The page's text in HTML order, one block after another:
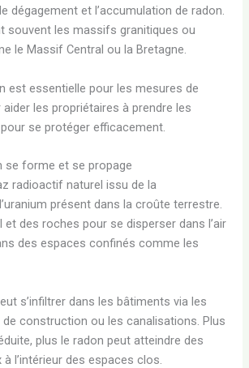
dégagement et l’accumulation de radon.
souvent les massifs granitiques ou
le Massif Central ou la Bretagne.
est essentielle pour les mesures de
les propriétaires à prendre les
se protéger efficacement.
se forme et se propage
radioactif naturel issu de la
présent dans la croûte terrestre.
et des roches pour se disperser dans l’air
des espaces confinés comme les
s’infiltrer dans les bâtiments via les
construction ou les canalisations. Plus
plus le radon peut atteindre des
l’intérieur des espaces clos.